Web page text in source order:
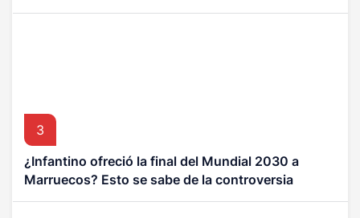
3
¿Infantino ofreció la final del Mundial 2030 a
Marruecos? Esto se sabe de la controversia